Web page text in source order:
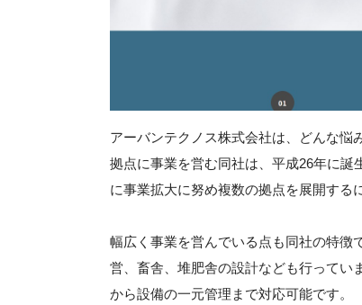
アーバンテクノス株式会社は、どんな悩
拠点に事業を営む同社は、平成26年に誕
に事業拡大に努め複数の拠点を展開する
幅広く事業を営んでいる点も同社の特徴
営、畜舎、堆肥舎の設計なども行ってい
から設備の一元管理まで対応可能です。